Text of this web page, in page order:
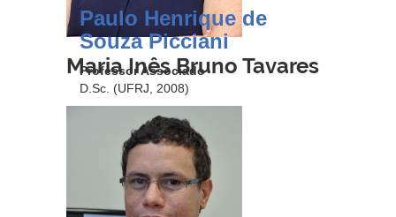
Maria Inês Bruno Tavares
Paulo Henrique de
Souza Picciani
Professor Associado
D.Sc. (UFRJ, 2008)